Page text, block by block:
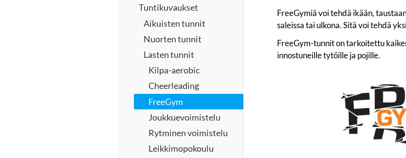
Tuntikuvaukset
Aikuisten tunnit
Nuorten tunnit
Lasten tunnit
Kilpa-aerobic
Cheerleading
FreeGym
Joukkuevoimistelu
Rytminen voimistelu
Leikkimopokoulu
FreeGymiä voi tehdä ikään,
saleissa tai ulkona. Sitä voi tehdä
FreeGym-tunnit on tarkoitettu
innostuneille tytöille ja pojille.